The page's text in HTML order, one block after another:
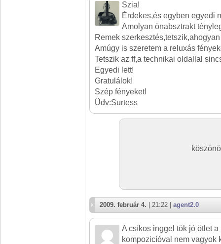
Szia!
Érdekes,és egyben egyedi
Amolyan önabsztrakt
Remek
Amúgy is szeretem a reluxás
Tetszik az ff,a technikai oldallal
Egyedi lett!
Gratulálok!
Szép fényeket!
Üdv:Surtess
2009. február 4. | 21:22 | agent2.0
A csíkos inggel tök jó ötlet a
kompozicíóval nem vagyok